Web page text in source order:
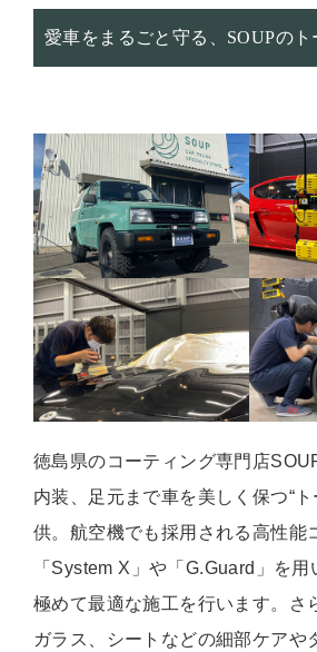
愛車をまるごと守る、SOUPの
徳島県のコーティング専門店
内装、足元まで車を美しく保つ“ト
供。航空機でも採用される高性能
「System X」や「G.Guard」を
極めて最適な施工を行います。さ
ガラス、シートなどの細部ケアや